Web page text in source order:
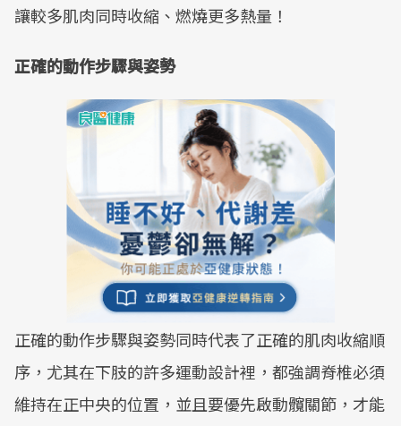
讓較多肌肉同時收縮、燃燒更多熱量！
正確的動作步驟與姿勢
正確的動作步驟與姿勢同時代表了正確的肌肉收縮順
序，尤其在下肢的許多運動設計裡，都強調脊椎必須
維持在正中央的位置，並且要優先啟動髖關節，才能